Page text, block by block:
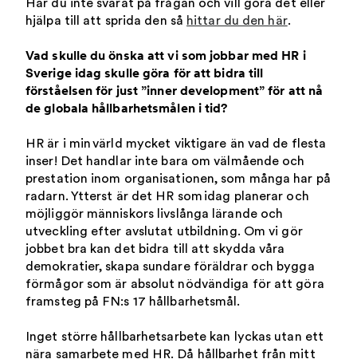
Har du inte svarat på frågan och vill göra det eller
hjälpa till att sprida den så hittar du den här.
Vad skulle du önska att vi som jobbar med HR i
Sverige idag skulle göra för att bidra till
förståelsen för just ”inner development” för att nå
de globala hållbarhetsmålen i tid?
HR är i min värld mycket viktigare än vad de flesta
inser! Det handlar inte bara om välmående och
prestation inom organisationen, som många har på
radarn. Ytterst är det HR som idag planerar och
möjliggör människors livslånga lärande och
utveckling efter avslutat utbildning. Om vi gör
jobbet bra kan det bidra till att skydda våra
demokratier, skapa sundare föräldrar och bygga
förmågor som är absolut nödvändiga för att göra
framsteg på FN:s 17 hållbarhetsmål.
Inget större hållbarhetsarbete kan lyckas utan ett
nära samarbete med HR. Då hållbarhet från mitt